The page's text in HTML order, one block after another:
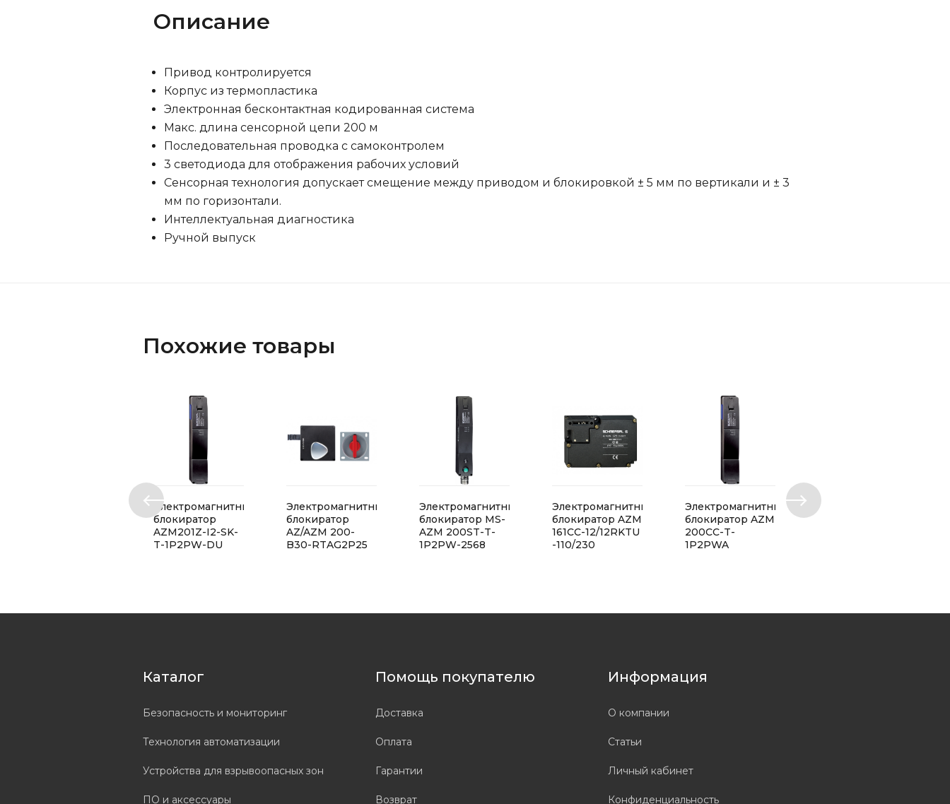
Описание
Привод контролируется
Корпус из термопластика
Электронная бесконтактная кодированная система
Макс. длина сенсорной цепи 200 м
Последовательная проводка с самоконтролем
3 светодиода для отображения рабочих условий
Сенсорная технология допускает смещение между приводом и блокировкой ± 5 мм по вертикали и ± 3
мм по горизонтали.
Интеллектуальная диагностика
Ручной выпуск
Похожие товары
Электромагнитный
блокиратор
AZM201Z-I2-SK-
T-1P2PW-DU
Электромагнитный
блокиратор
AZ/AZM 200-
B30-RTAG2P25
Электромагнитный
блокиратор MS-
AZM 200ST-T-
1P2PW-2568
Электромагнитный
блокиратор AZM
161CC-12/12RKTU
-110/230
Электромагнитный
блокиратор AZM
200CC-T-
1P2PWA
Электромагнитный
Каталог
Безопасность и мониторинг
Технология автоматизации
Устройства для взрывоопасных зон
ПО и аксессуары
Помощь покупателю
Доставка
Оплата
Гарантии
Возврат
Информация
О компании
Статьи
Личный кабинет
Конфиденциальность